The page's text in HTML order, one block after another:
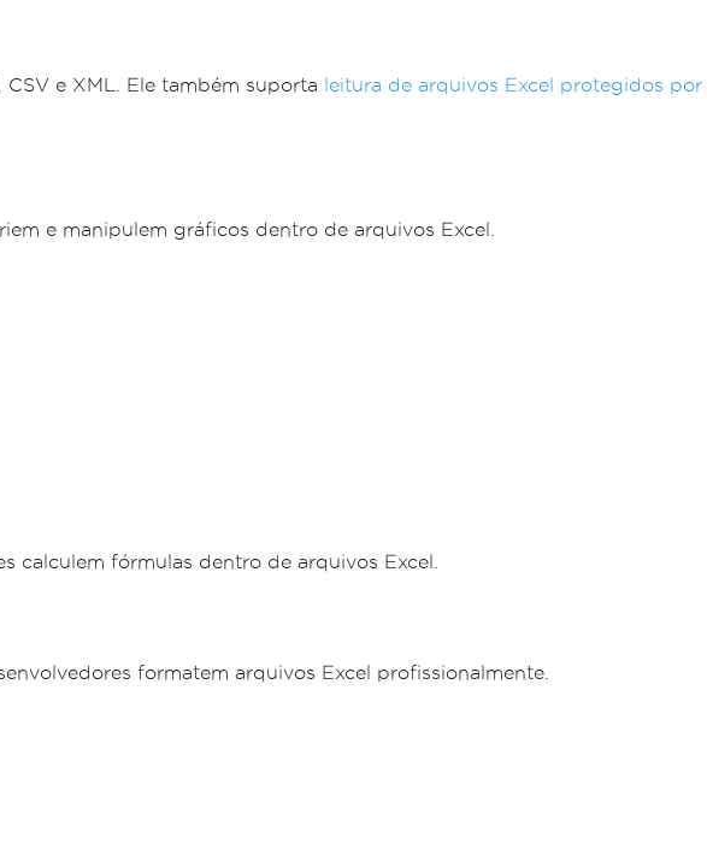
CSV e XML. Ele também suporta leitura de arquivos Excel protegidos por
e manipulem gráficos dentro de arquivos Excel.
calculem fórmulas dentro de arquivos Excel.
formatem arquivos Excel profissionalmente.